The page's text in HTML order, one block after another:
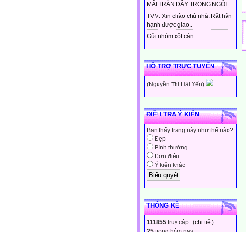
MÃI TRÀN ĐẦY TRONG NGÔI...
TVM. Xin chào chủ nhà. Rất hân
hạnh được giao...
Gửi nhóm cốt cán...
HỖ TRỢ TRỰC TUYẾN
(Nguyễn Thị Hải Yến)
ĐIỀU TRA Ý KIẾN
Bạn thấy trang này như thế nào?
Đẹp
Bình thường
Đơn điệu
Ý kiến khác
THỐNG KÊ
111855 truy cập (chi tiết)